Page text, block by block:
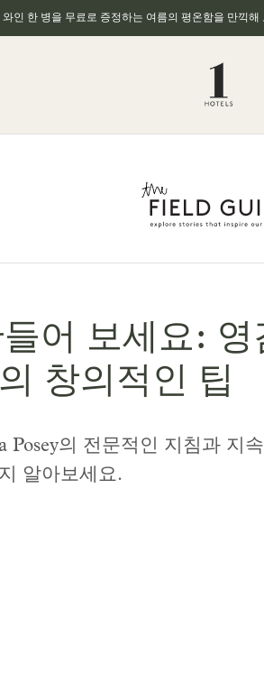
인 한 병을 무료로 증정하는 여름의 평온함을 만끽해
어 보세요:
창의적인 팁
Posey의 전문적인 지침과 지
알아보세요.